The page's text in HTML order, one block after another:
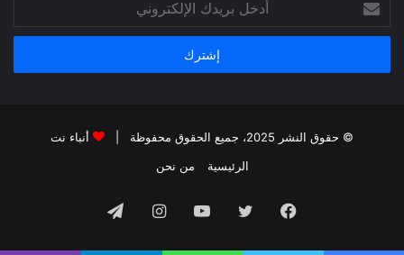
بريدك
الإلكتروني
© حقوق النشر 2025، جميع الحقوق محفوظة |
أنباء نت
الرئيسية
من نحن
فيسبوك تويتر يوتيوبانستقرامتيلقرام